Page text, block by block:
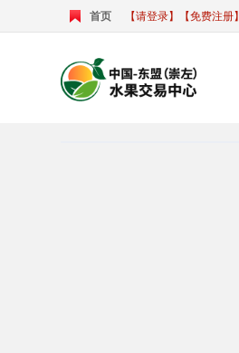
首页 【请登录】 【免费注册】